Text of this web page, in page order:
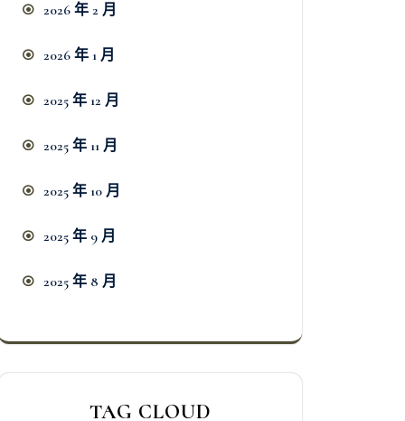
2026 年 2 月
2026 年 1 月
2025 年 12 月
2025 年 11 月
2025 年 10 月
2025 年 9 月
2025 年 8 月
TAG CLOUD